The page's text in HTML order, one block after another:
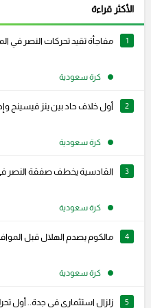
الأكثر قراءة
1 مفاجأة تقيد تحركات النصر في
كرة سعودية
2 أول خلاف حاد بين ينز فيسينج
كرة سعودية
3 القادسية يخطف صفقة النصر
كرة سعودية
4 مالكوم يصدم الهلال قبل
كرة سعودية
5 زلزال استثماري في جدة.. أول